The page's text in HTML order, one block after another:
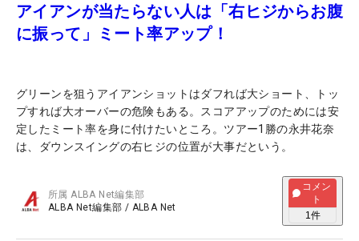
アイアンが当たらない人は「右ヒジからお腹
に振って」ミート率アップ！
グリーンを狙うアイアンショットはダフれば大ショート、トッ
プすれば大オーバーの危険もある。スコアアップのためには安
定したミート率を身に付けたいところ。ツアー1勝の永井花奈
は、ダウンスイングの右ヒジの位置が大事だという。
所属ALBA Net編集部
ALBA Net編集部 / ALBA Net
コメン
ト
1件